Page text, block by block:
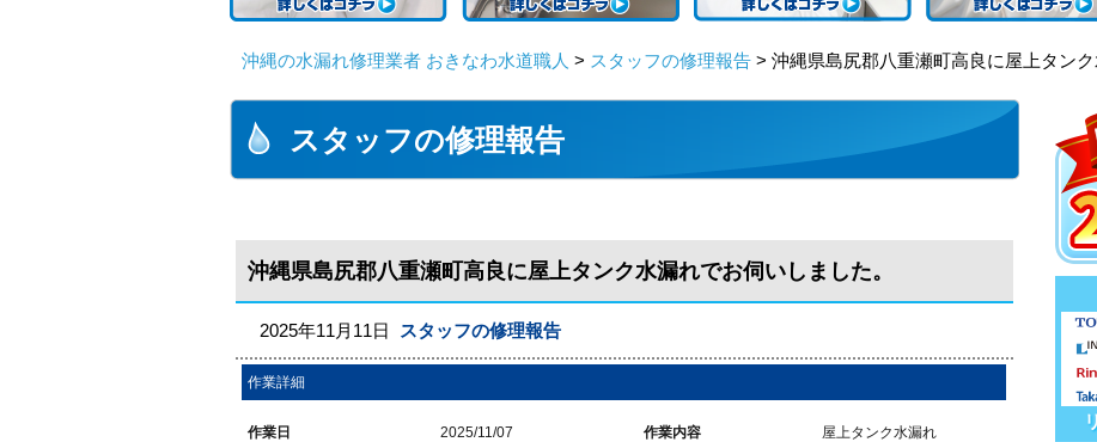
沖縄の水漏れ修理業者 おきなわ水道職人 > スタッフの修理報告 > 沖縄県島尻郡八重瀬町高良に屋上タンク
スタッフの修理報告
沖縄県島尻郡八重瀬町高良に屋上タンク水漏れでお伺いしました。
2025年11月11日 スタッフの修理報告
作業詳細
作業日 2025/11/07 作業内容 屋上タンク水漏れ